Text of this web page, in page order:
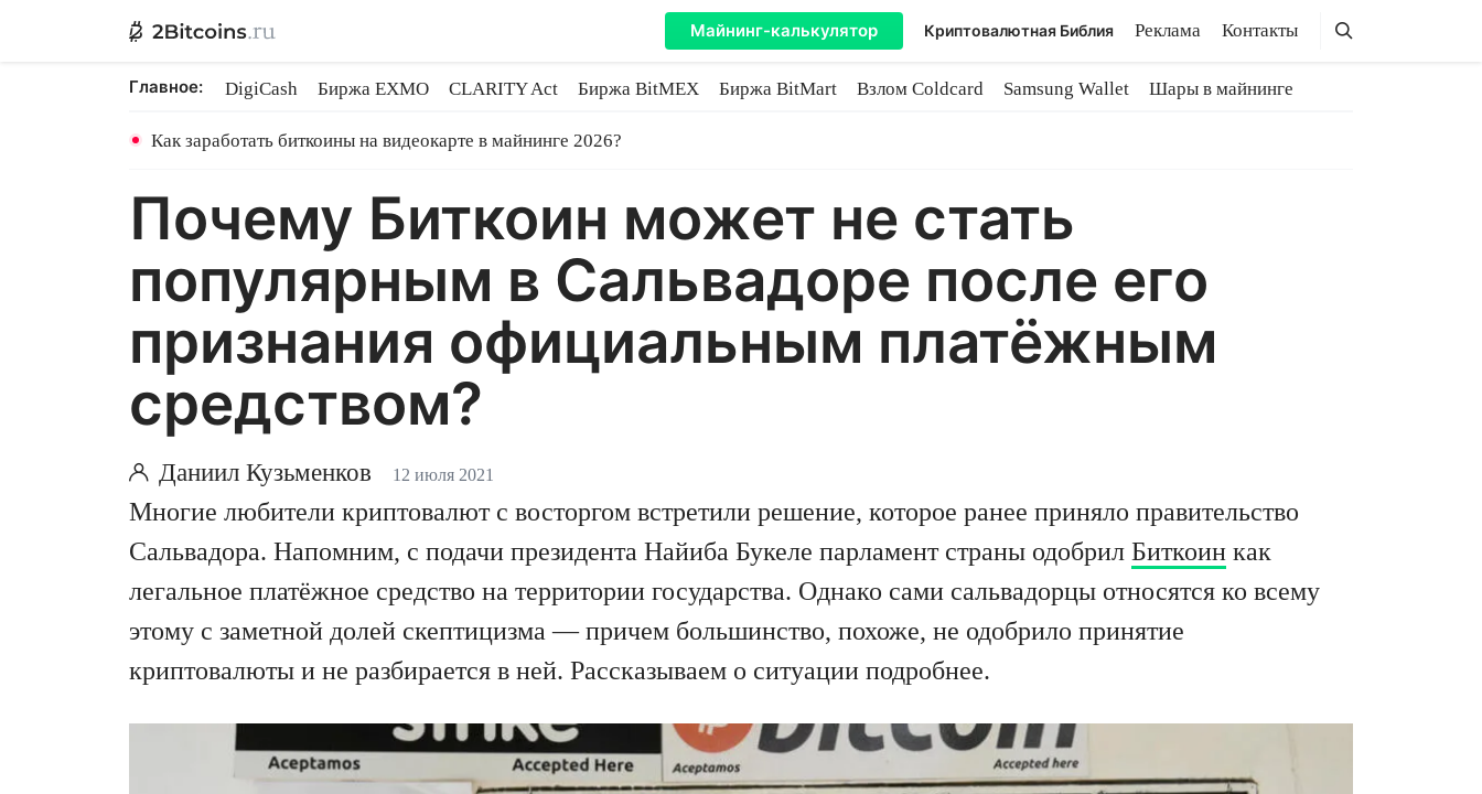
Майнинг-калькулятор Криптовалютная Библия Реклама Контакты Поиск
Поиск
Главное: DigiCash Биржа EXMO CLARITY Act Биржа BitMEX Биржа BitMart Взлом Coldcard Samsung Wallet
Шары в майнинге
Как заработать биткоины на видеокарте в майнинге 2026?
Почему Биткоин может не стать
популярным в Сальвадоре после его
признания официальным платёжным
средством?
Даниил Кузьменков 12 июля 2021
Многие любители криптовалют с восторгом встретили решение, которое ранее приняло правительство
Сальвадора. Напомним, с подачи президента Найиба Букеле парламент страны одобрил Биткоин как
легальное платёжное средство на территории государства. Однако сами сальвадорцы относятся ко всему
этому с заметной долей скептицизма — причем большинство, похоже, не одобрило принятие
криптовалюты и не разбирается в ней. Рассказываем о ситуации подробнее.